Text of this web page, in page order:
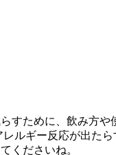
すために、飲み方や
ルギー反応が出た
くださいね。